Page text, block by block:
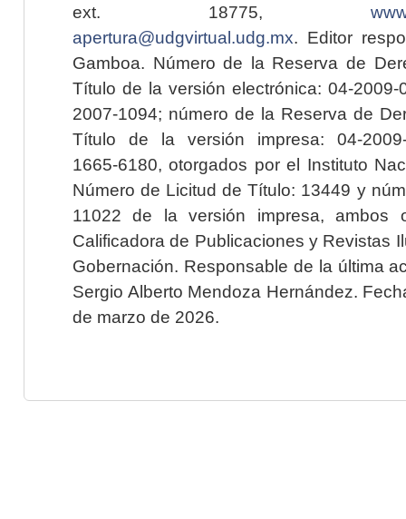
ext. 18775,
apertura@udgvirtual.udg.mx. Editor
Gamboa. Número de la Reserva de
Título de la versión electrónica: 04-2009-
2007-1094; número de la Reserva de
Título de la versión impresa: 04-2009-
1665-6180, otorgados por el Instituto
Número de Licitud de Título: 13449 y
11022 de la versión impresa, ambos
Calificadora de Publicaciones y Revistas
Gobernación. Responsable de la última
Sergio Alberto Mendoza Hernández.
de marzo de 2026.